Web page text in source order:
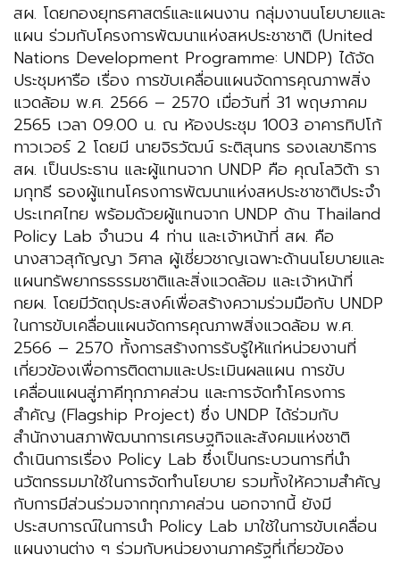
สผ. โดยกองยุทธศาสตร์และแผนงาน กลุ่มงานนโยบายและ
แผน ร่วมกับโครงการพัฒนาแห่งสหประชาชาติ (United
Nations Development Programme: UNDP) ได้จัด
ประชุมหารือ เรื่อง การขับเคลื่อนแผนจัดการคุณภาพสิ่ง
แวดล้อม พ.ศ. 2566 – 2570 เมื่อวันที่ 31 พฤษภาคม
2565 เวลา 09.00 น. ณ ห้องประชุม 1003 อาคารทิปโก้
ทาวเวอร์ 2 โดยมี นายจิรวัฒน์ ระติสุนทร รองเลขาธิการ
สผ. เป็นประธาน และผู้แทนจาก UNDP คือ คุณโลวิต้า รา
มกุทธี รองผู้แทนโครงการพัฒนาแห่งสหประชาชาติประจำ
ประเทศไทย พร้อมด้วยผู้แทนจาก UNDP ด้าน Thailand
Policy Lab จำนวน 4 ท่าน และเจ้าหน้าที่ สผ. คือ
นางสาวสุกัญญา วิศาล ผู้เชี่ยวชาญเฉพาะด้านนโยบายและ
แผนทรัพยากรธรรมชาติและสิ่งแวดล้อม และเจ้าหน้าที่
กยผ. โดยมีวัตถุประสงค์เพื่อสร้างความร่วมมือกับ UNDP
ในการขับเคลื่อนแผนจัดการคุณภาพสิ่งแวดล้อม พ.ศ.
2566 – 2570 ทั้งการสร้างการรับรู้ให้แก่หน่วยงานที่
เกี่ยวข้องเพื่อการติดตามและประเมินผลแผน การขับ
เคลื่อนแผนสู่ภาคีทุกภาคส่วน และการจัดทำโครงการ
สำคัญ (Flagship Project) ซึ่ง UNDP ได้ร่วมกับ
สำนักงานสภาพัฒนาการเศรษฐกิจและสังคมแห่งชาติ
ดำเนินการเรื่อง Policy Lab ซึ่งเป็นกระบวนการที่นำ
นวัตกรรมมาใช้ในการจัดทำนโยบาย รวมทั้งให้ความสำคัญ
กับการมีส่วนร่วมจากทุกภาคส่วน นอกจากนี้ ยังมี
ประสบการณ์ในการนำ Policy Lab มาใช้ในการขับเคลื่อน
แผนงานต่าง ๆ ร่วมกับหน่วยงานภาครัฐที่เกี่ยวข้อง